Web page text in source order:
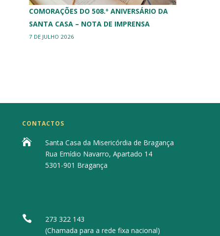
COMORAÇÕES DO 508.º ANIVERSÁRIO DA
SANTA CASA – NOTA DE IMPRENSA
7 DE JULHO 2026
CONTACTOS

Santa Casa da Misericórdia de Bragança
Rua Emídio Navarro, Apartado 14
5301-901 Bragança

273 322 143
(Chamada para a rede fixa nacional)